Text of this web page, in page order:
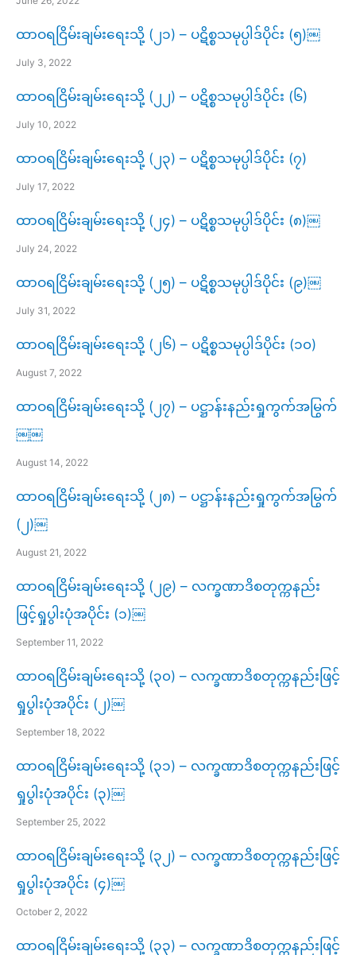
ထာဝရငြိမ်းချမ်းရေးသို့ (၂၁) – ပဋိစ္စသမုပ္ပါဒ်ပိုင်း (၅)￼
July 3, 2022
ထာဝရငြိမ်းချမ်းရေးသို့ (၂၂) – ပဋိစ္စသမုပ္ပါဒ်ပိုင်း (၆)
July 10, 2022
ထာဝရငြိမ်းချမ်းရေးသို့ (၂၃) – ပဋိစ္စသမုပ္ပါဒ်ပိုင်း (၇)
July 17, 2022
ထာဝရငြိမ်းချမ်းရေးသို့ (၂၄) – ပဋိစ္စသမုပ္ပါဒ်ပိုင်း (၈)￼
July 24, 2022
ထာဝရငြိမ်းချမ်းရေးသို့ (၂၅) – ပဋိစ္စသမုပ္ပါဒ်ပိုင်း (၉)￼
July 31, 2022
ထာဝရငြိမ်းချမ်းရေးသို့ (၂၆) – ပဋိစ္စသမုပ္ပါဒ်ပိုင်း (၁၀)
August 7, 2022
ထာဝရငြိမ်းချမ်းရေးသို့ (၂၇) – ပဋ္ဌာန်းနည်းရှုကွက်အမြွက်
￼￼
August 14, 2022
ထာဝရငြိမ်းချမ်းရေးသို့ (၂၈) – ပဋ္ဌာန်းနည်းရှုကွက်အမြွက်
(၂)￼
August 21, 2022
ထာဝရငြိမ်းချမ်းရေးသို့ (၂၉) – လက္ခဏာဒိစတုက္ကနည်း
ဖြင့်ရှုပွါးပုံအပိုင်း (၁)￼
September 11, 2022
ထာဝရငြိမ်းချမ်းရေးသို့ (၃၀) – လက္ခဏာဒိစတုက္ကနည်းဖြင့်
ရှုပွါးပုံအပိုင်း (၂)￼
September 18, 2022
ထာဝရငြိမ်းချမ်းရေးသို့ (၃၁) – လက္ခဏာဒိစတုက္ကနည်းဖြင့်
ရှုပွါးပုံအပိုင်း (၃)￼
September 25, 2022
ထာဝရငြိမ်းချမ်းရေးသို့ (၃၂) – လက္ခဏာဒိစတုက္ကနည်းဖြင့်
ရှုပွါးပုံအပိုင်း (၄)￼
October 2, 2022
ထာဝရငြိမ်းချမ်းရေးသို့ (၃၃) – လက္ခဏာဒိစတုက္ကနည်းဖြင့်